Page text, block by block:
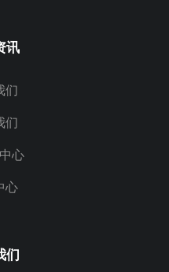
讯
们
们
心
心
们